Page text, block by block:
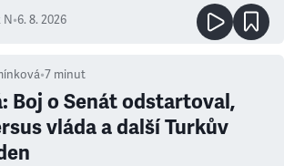
N•6. 8. 2026
•7 minut
Boj o Senát odstartoval,
vláda a další Turkův